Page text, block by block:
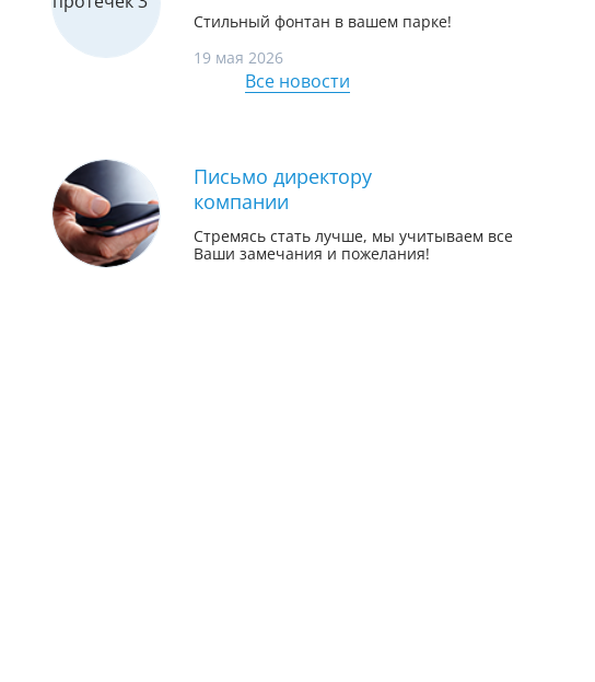
Стильный фонтан в вашем парке!
19 мая 2026
Все новости
Письмо директору
компании
Стремясь стать лучше, мы учитываем все
Ваши замечания и пожелания!